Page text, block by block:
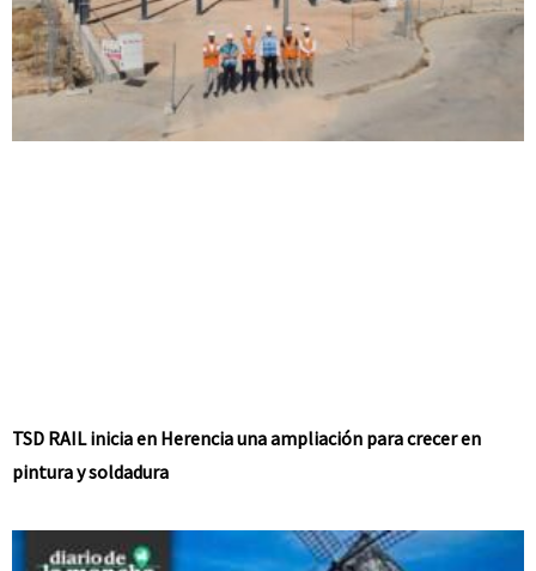
TSD RAIL inicia en Herencia una ampliación para crecer en
pintura y soldadura